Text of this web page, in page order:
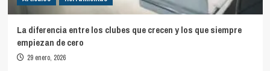
La diferencia entre los clubes que crecen y los que siempre
empiezan de cero
29 enero, 2026